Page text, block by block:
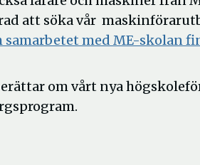
att söka vår
samarbetet med ME-skolan
om vårt nya